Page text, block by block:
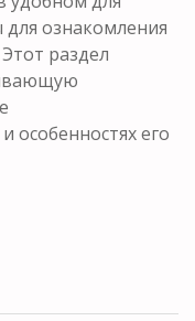
ознакомления
раздел
особенностях его